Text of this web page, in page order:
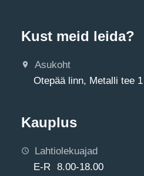
Kust meid leida?
Asukoht
Otepää linn, Metalli tee 1
Kauplus
Lahtiolekuajad
E-R 8.00-18.00